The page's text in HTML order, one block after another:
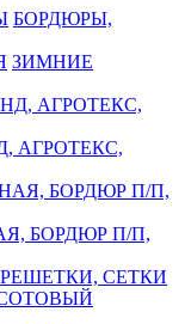
БОРДЮРЫ,
ЗИМНИЕ
АГРОТЕКС,
БОРДЮР П/П,
РЕШЕТКИ, СЕТКИ